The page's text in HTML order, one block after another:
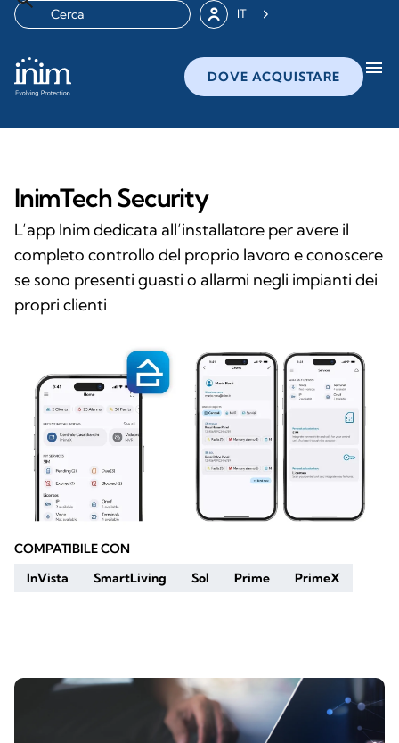
IT
DOVE ACQUISTARE menu
InimTech Security
L’app Inim dedicata all’installatore per avere il
completo controllo del proprio lavoro e conoscere
se sono presenti guasti o allarmi negli impianti dei
propri clienti
COMPATIBILE CON
InVista
SmartLiving Sol Prime PrimeX